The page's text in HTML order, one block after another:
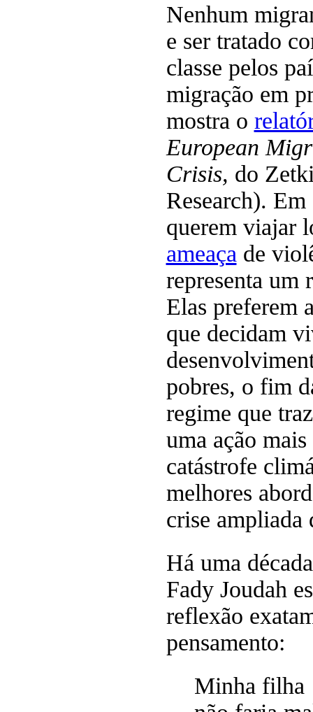
Nenhum
e ser tratado
classe pelos
migração em
mostra o
European
Crisis, do
Research).
querem viajar
ameaça de
representa um
Elas preferem
que decidam
pobres, o fim
regime que
uma ação
catástrofe
melhores
crise ampliada
Há uma
Fady Joudah
reflexão
pensamento:
Minha filha